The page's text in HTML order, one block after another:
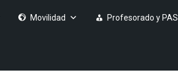
Movilidad Profesorado y PAS